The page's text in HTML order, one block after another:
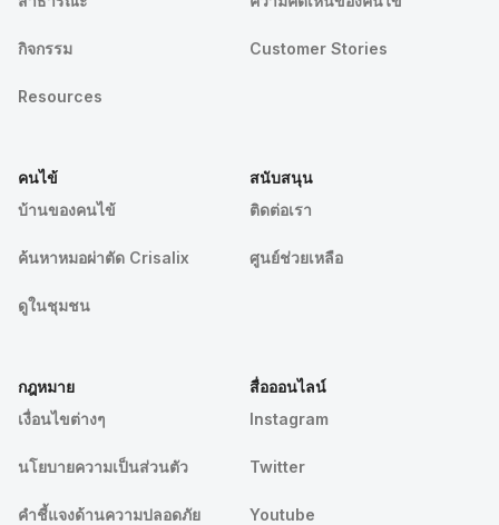
กิจกรรม
Resources
Customer Stories
คนไข้
บ้านของคนไข้
ค้นหาหมอผ่าตัด Crisalix
ดูในชุมชน
สนับสนุน
ติดต่อเรา
ศูนย์ช่วยเหลือ
กฎหมาย
เงื่อนไขต่างๆ
นโยบายความเป็นส่วนตัว
คําชี้แจงด้านความปลอดภัย
สื่อออนไลน์
Instagram
Twitter
Youtube